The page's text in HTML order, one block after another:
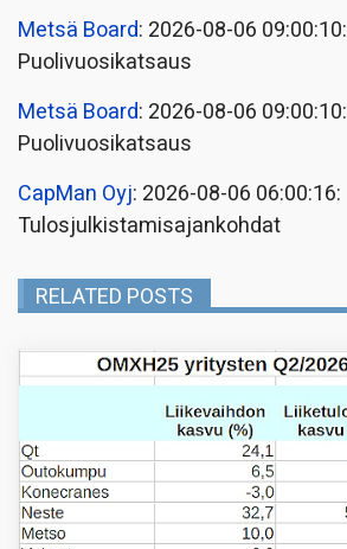
Metsä Board: 2026-08-06 09:00:10:
Puolivuosikatsaus
Metsä Board: 2026-08-06 09:00:10:
Puolivuosikatsaus
CapMan Oyj: 2026-08-06 06:00:16:
Tulosjulkistamisajankohdat
RELATED POSTS